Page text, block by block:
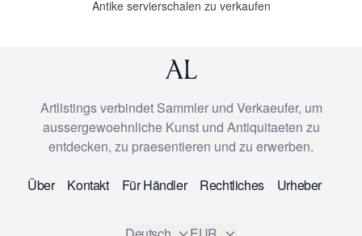
Antike servierschalen zu verkaufen
Artlistings verbindet Sammler und Verkaeufer, um
aussergewoehnliche Kunst und Antiquitaeten zu
entdecken, zu praesentieren und zu erwerben.
Über Kontakt Für Händler Rechtliches Urheber